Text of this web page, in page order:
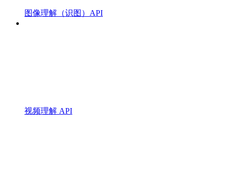
图像理解（识图）API
视频理解 API